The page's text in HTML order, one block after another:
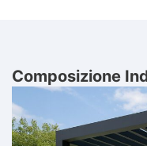
Scoprilo
dalle ultime
e
Scopri
Composizione